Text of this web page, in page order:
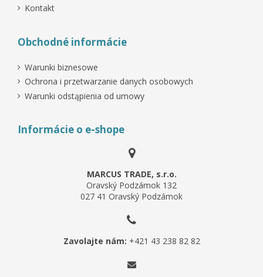
Kontakt
Obchodné informácie
Warunki biznesowe
Ochrona i przetwarzanie danych osobowych
Warunki odstąpienia od umowy
Informácie o e-shope
MARCUS TRADE, s.r.o.
Oravský Podzámok 132
027 41 Oravský Podzámok
Zavolajte nám: +421 43 238 82 82